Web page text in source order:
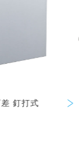
釘打式